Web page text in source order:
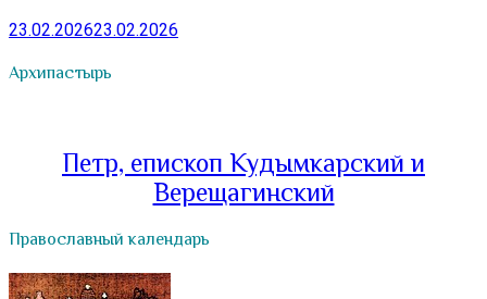
23.02.202623.02.2026
Архипастырь
Петр, епископ Кудымкарский и
Верещагинский
Православный календарь